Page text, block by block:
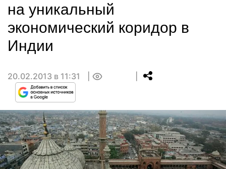
на уникальный
экономический коридор в
Индии
20.02.2013 в 11:31